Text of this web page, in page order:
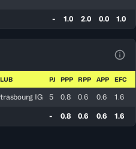
- 1.0 2.0 0.0 1.0
PJ PPP RPP APP EFC
IG 5 0.8 0.6 0.6 1.6
- 0.8 0.6 0.6 1.6